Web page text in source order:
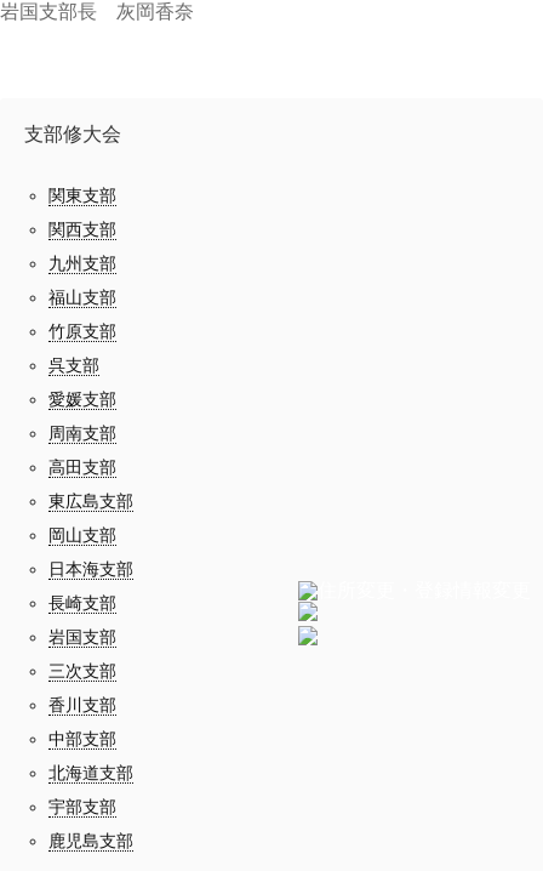
岩国支部長 灰岡香奈
支部修大会
関東支部
関西支部
九州支部
福山支部
竹原支部
呉支部
愛媛支部
周南支部
高田支部
東広島支部
岡山支部
日本海支部
長崎支部
岩国支部
三次支部
香川支部
中部支部
北海道支部
宇部支部
鹿児島支部